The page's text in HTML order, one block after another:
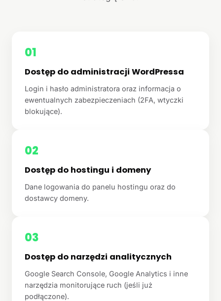
01
Dostęp do administracji WordPressa
Login i hasło administratora oraz informacja o
ewentualnych zabezpieczeniach (2FA, wtyczki
blokujące).
02
Dostęp do hostingu i domeny
Dane logowania do panelu hostingu oraz do
dostawcy domeny.
03
Dostęp do narzędzi analitycznych
Google Search Console, Google Analytics i inne
narzędzia monitorujące ruch (jeśli już
podłączone).